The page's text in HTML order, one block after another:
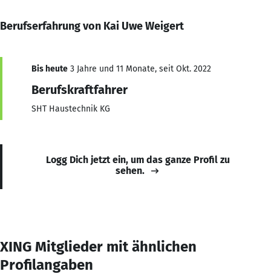
Berufserfahrung von Kai Uwe Weigert
Bis heute 3 Jahre und 11 Monate, seit Okt. 2022
Berufskraftfahrer
SHT Haustechnik KG
Logg Dich jetzt ein, um das ganze Profil zu
sehen.
XING Mitglieder mit ähnlichen
Profilangaben